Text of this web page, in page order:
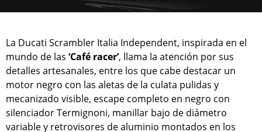
La Ducati Scrambler Italia Independent, inspirada en el
mundo de las ‘Café racer’, llama la atención por sus
detalles artesanales, entre los que cabe destacar un
motor negro con las aletas de la culata pulidas y
mecanizado visible, escape completo en negro con
silenciador Termignoni, manillar bajo de diámetro
variable y retrovisores de aluminio montados en los